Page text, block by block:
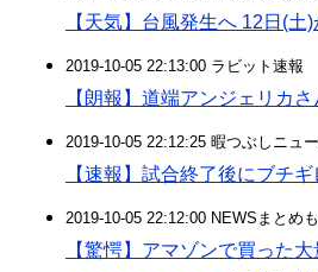
【天気】台風発生へ 12日(
2019-10-05 22:13:00 ラビット速報
【朗報】道端アンジェリカ
2019-10-05 22:12:25 暇つぶしニュ
【速報】試合終了後にブチ
2019-10-05 22:12:00 NEWSまとめ
【驚愕】アマゾンで買った